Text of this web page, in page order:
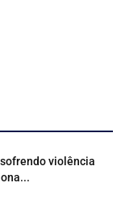
violência